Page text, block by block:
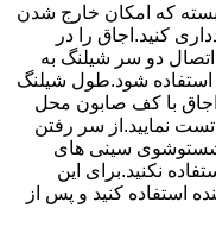
که امکان خارج شدن
کنید.اجاق را در
دو سر شیلنگ به
استفاده شود.طول شیلنگ
نصب اجاق با کف صابون محل
نمایید.از سر رفتن
شستوشوی سینی های
نکنید.برای این
استفاده کنید و پس از